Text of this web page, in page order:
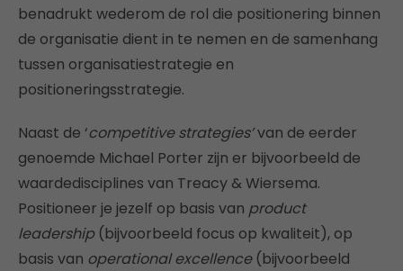
benadrukt wederom de rol die positionering binnen
de organisatie dient in te nemen en de samenhang
tussen organisatiestrategie en
positioneringsstrategie.
Naast de ‘competitive strategies’van de eerder
genoemde Michael Porter zijn er bijvoorbeeld de
waardedisciplines van Treacy & Wiersema.
Positioneer je jezelf op basis van product
leadership(bijvoorbeeld focus op kwaliteit), op
basis van operational excellence(bijvoorbeeld